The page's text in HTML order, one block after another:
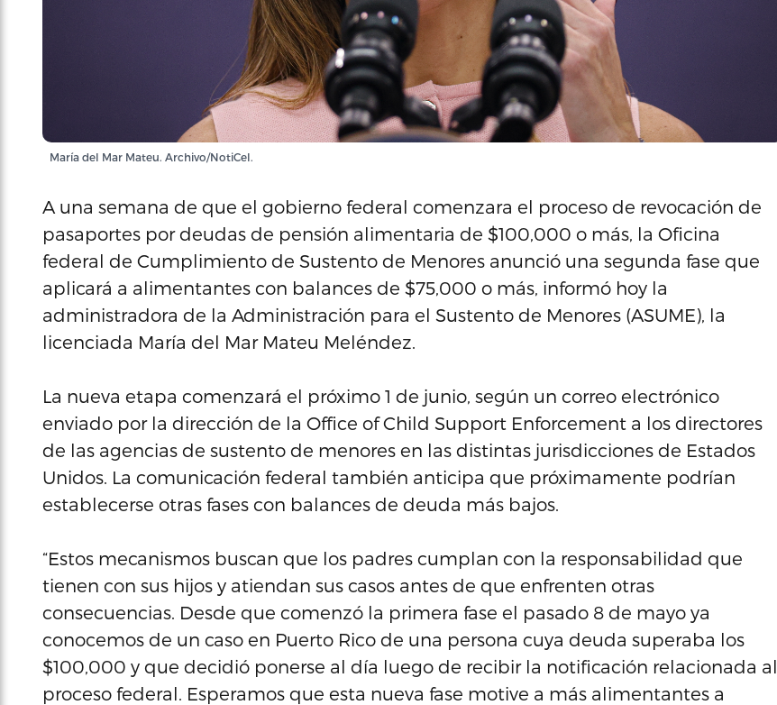
María del Mar Mateu. Archivo/NotiCel.
A una semana de que el gobierno federal comenzara el proceso de revocación de
pasaportes por deudas de pensión alimentaria de $100,000 o más, la Oficina
federal de Cumplimiento de Sustento de Menores anunció una segunda fase que
aplicará a alimentantes con balances de $75,000 o más, informó hoy la
administradora de la Administración para el Sustento de Menores (ASUME), la
licenciada María del Mar Mateu Meléndez.
La nueva etapa comenzará el próximo 1 de junio, según un correo electrónico
enviado por la dirección de la Office of Child Support Enforcement a los directores
de las agencias de sustento de menores en las distintas jurisdicciones de Estados
Unidos. La comunicación federal también anticipa que próximamente podrían
establecerse otras fases con balances de deuda más bajos.
“Estos mecanismos buscan que los padres cumplan con la responsabilidad que
tienen con sus hijos y atiendan sus casos antes de que enfrenten otras
consecuencias. Desde que comenzó la primera fase el pasado 8 de mayo ya
conocemos de un caso en Puerto Rico de una persona cuya deuda superaba los
$100,000 y que decidió ponerse al día luego de recibir la notificación relacionada al
proceso federal. Esperamos que esta nueva fase motive a más alimentantes a